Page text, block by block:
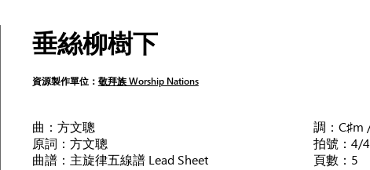
垂絲柳樹下
資源製作單位： 敬拜族 Worship Nations
曲：方文聰
原詞：方文聰
曲譜：主旋律五線譜 Lead Sheet
調：C♯m
拍號：4/4
頁數：5